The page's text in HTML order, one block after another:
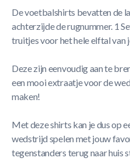
De voetbalshirts bevatten de
achterzijde de rugnummer. 1
truitjes voor het hele elftal van
Deze zijn eenvoudig aan te
een mooi extraatje voor de
maken!
Met deze shirts kan je dus op
wedstrijd spelen met jouw
tegenstanders terug naar huis